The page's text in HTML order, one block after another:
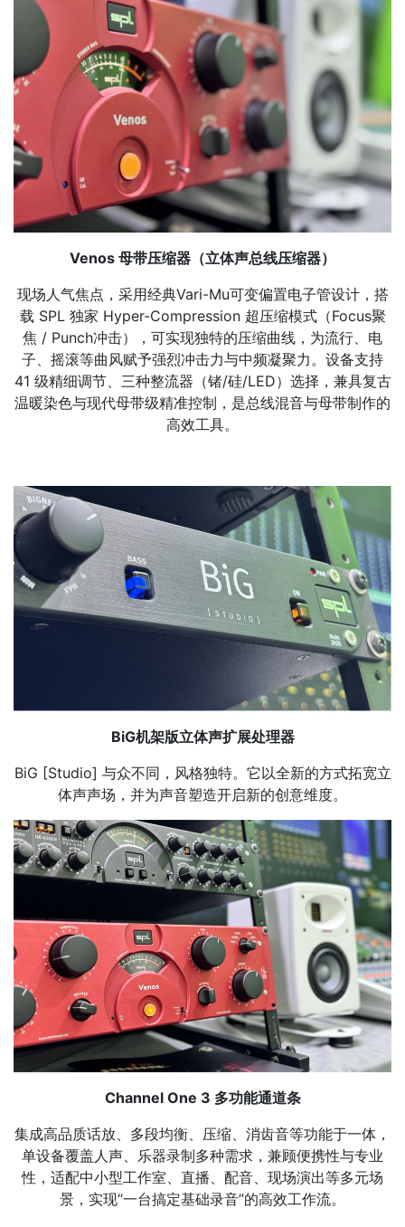
Venos 母带压缩器（立体声总线压缩器）
现场人气焦点，采用经典Vari-Mu可变偏置电子管设计，搭
载 SPL 独家 Hyper-Compression 超压缩模式（Focus聚
焦 / Punch冲击），可实现独特的压缩曲线，为流行、电
子、摇滚等曲风赋予强烈冲击力与中频凝聚力。设备支持
41 级精细调节、三种整流器（锗/硅/LED）选择，兼具复古
温暖染色与现代母带级精准控制，是总线混音与母带制作的
高效工具。
BiG机架版立体声扩展处理器
BiG [Studio] 与众不同，风格独特。它以全新的方式拓宽立
体声声场，并为声音塑造开启新的创意维度。
Channel One 3 多功能通道条
集成高品质话放、多段均衡、压缩、消齿音等功能于一体，
单设备覆盖人声、乐器录制多种需求，兼顾便携性与专业
性，适配中小型工作室、直播、配音、现场演出等多元场
景，实现“一台搞定基础录音”的高效工作流。